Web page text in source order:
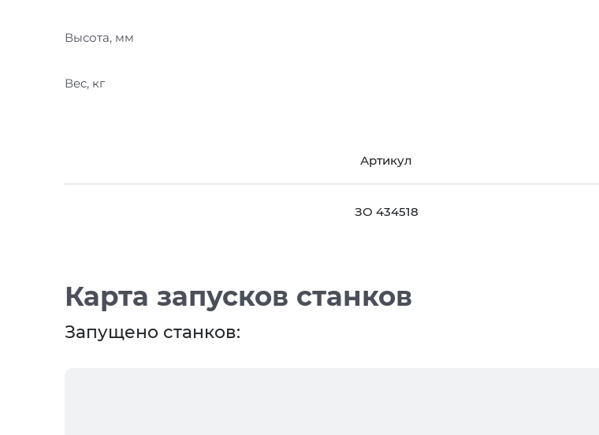
Высота, мм
Вес, кг
Артикул
ЗО 434518
Карта запусков станков
Запущено станков: